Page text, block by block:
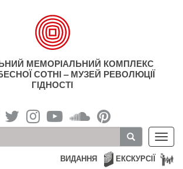
МЕМОРІАЛЬНИЙ КОМПЛЕКС
СОТНІ – МУЗЕЙ РЕВОЛЮЦІЇ
ГІДНОСТІ
ЕКСКУРСІЇ
ВИДАННЯ